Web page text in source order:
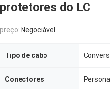
protetores do LC
preço: Negociável
Tipo de cabo
Conectores